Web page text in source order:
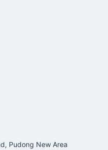
Pudong New Area